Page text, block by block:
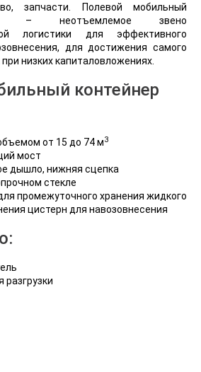
запчасти. Полевой мобильный
– неотъемлемое звено
логистики для эффективного
для достижения самого
низких капиталовложениях.
контейнер
от 15 до 74 м3
мост
дышло, нижняя сцепка
стекле
промежуточного хранения жидкого
цистерн для навозовнесения
разгрузки